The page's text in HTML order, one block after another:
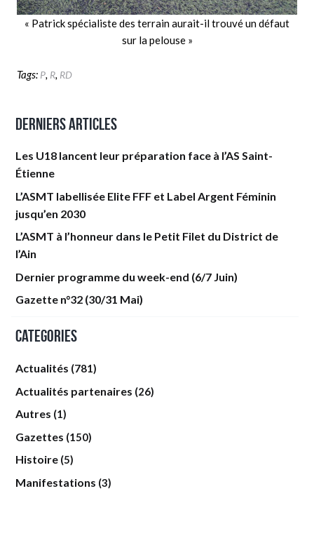
« Patrick spécialiste des terrain aurait-il trouvé un défaut
sur la pelouse »
Tags: P, R, RD
Derniers articles
Les U18 lancent leur préparation face à l’AS Saint-
Étienne
L’ASMT labellisée Elite FFF et Label Argent Féminin
jusqu’en 2030
L’ASMT à l’honneur dans le Petit Filet du District de
l’Ain
Dernier programme du week-end (6/7 Juin)
Gazette n°32 (30/31 Mai)
Categories
Actualités (781)
Actualités partenaires (26)
Autres (1)
Gazettes (150)
Histoire (5)
Manifestations (3)